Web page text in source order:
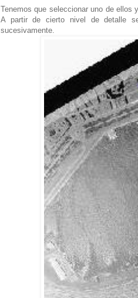
Tenemos que seleccionar uno de ellos
A partir de cierto nivel de detalle
sucesivamente.